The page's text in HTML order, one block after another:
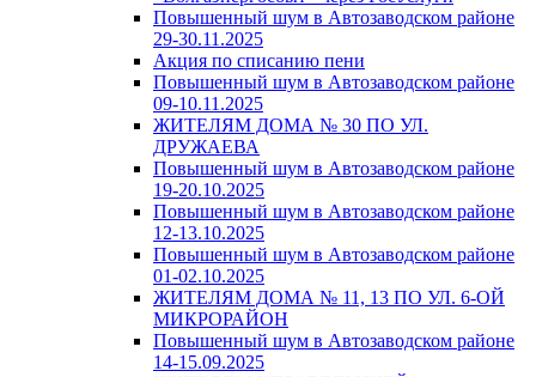
Повышенный шум в Автозаводском районе
29-30.11.2025
Акция по списанию пени
Повышенный шум в Автозаводском районе
09-10.11.2025
ЖИТЕЛЯМ ДОМА № 30 ПО УЛ.
ДРУЖАЕВА
Повышенный шум в Автозаводском районе
19-20.10.2025
Повышенный шум в Автозаводском районе
12-13.10.2025
Повышенный шум в Автозаводском районе
01-02.10.2025
ЖИТЕЛЯМ ДОМА № 11, 13 ПО УЛ. 6-ОЙ
МИКРОРАЙОН
Повышенный шум в Автозаводском районе
14-15.09.2025